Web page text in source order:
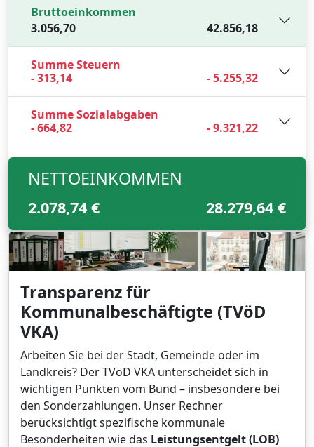
Bruttoeinkommen
3.056,70
42.856,18
Summe Steuern
- 313,14
- 5.255,32
Summe Sozialabgaben
- 664,82
- 9.321,22
NETTOEINKOMMEN
2.078,74 € 28.279,64 €
Transparenz für
Kommunalbeschäftigte (TVöD
VKA)
Arbeiten Sie bei der Stadt, Gemeinde oder im
Landkreis? Der TVöD VKA unterscheidet sich in
wichtigen Punkten vom Bund – insbesondere bei
den Sonderzahlungen. Unser Rechner
berücksichtigt spezifische kommunale
Besonderheiten wie das Leistungsentgelt (LOB)